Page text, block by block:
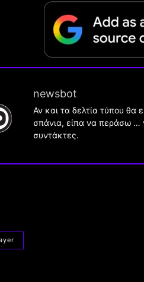
newsbot
Αν και τα δελτία τύπου θα
σπάνια, είπα να περάσω …
συντάκτες.